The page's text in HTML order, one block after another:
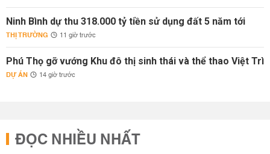
Ninh Bình dự thu 318.000 tỷ tiền sử dụng đất 5 năm tới
THỊ TRƯỜNG 11 giờ trước
Phú Thọ gỡ vướng Khu đô thị sinh thái và thể thao Việt Trì
DỰ ÁN 14 giờ trước
ĐỌC NHIỀU NHẤT